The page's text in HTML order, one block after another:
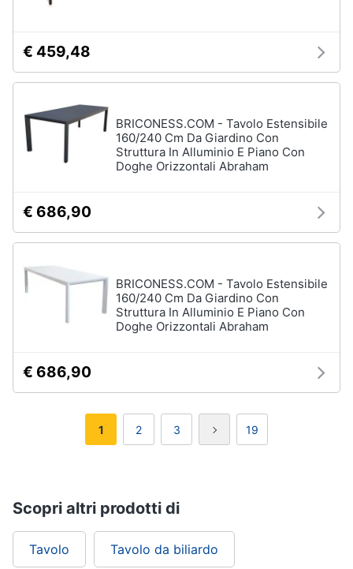
€ 459,48
BRICONESS.COM - Tavolo Estensibile
160/240 Cm Da Giardino Con
Struttura In Alluminio E Piano Con
Doghe Orizzontali Abraham
€ 686,90
BRICONESS.COM - Tavolo Estensibile
160/240 Cm Da Giardino Con
Struttura In Alluminio E Piano Con
Doghe Orizzontali Abraham
€ 686,90
1 2 3 19
Scopri altri prodotti di
Tavolo Tavolo da biliardo